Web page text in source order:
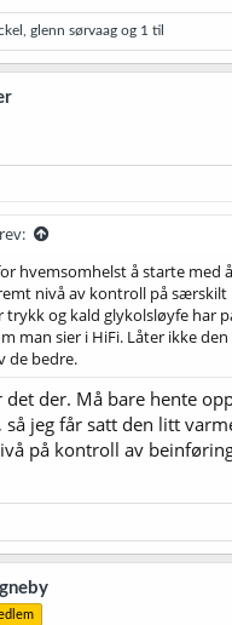
glenn sørvaag og 1 til
hvemsomhelst å starte med
nivå av kontroll på særskilt
trykk og kald glykolsløyfe har
man sier i HiFi. Låter ikke
de bedre.
det der. Må bare hente
så jeg får satt den litt
på kontroll av